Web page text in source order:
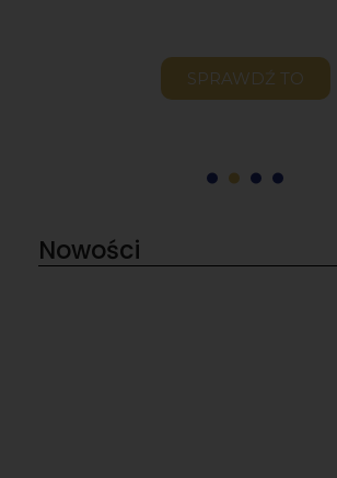
SPRAWDŹ TO
Nowości